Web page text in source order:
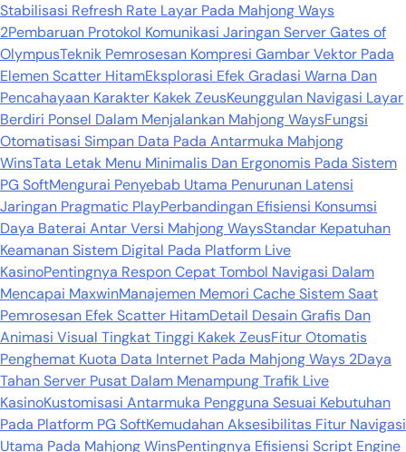
Stabilisasi Refresh Rate Layar Pada Mahjong Ways
2Pembaruan Protokol Komunikasi Jaringan Server Gates of
OlympusTeknik Pemrosesan Kompresi Gambar Vektor Pada
Elemen Scatter HitamEksplorasi Efek Gradasi Warna Dan
Pencahayaan Karakter Kakek ZeusKeunggulan Navigasi Layar
Berdiri Ponsel Dalam Menjalankan Mahjong WaysFungsi
Otomatisasi Simpan Data Pada Antarmuka Mahjong
WinsTata Letak Menu Minimalis Dan Ergonomis Pada Sistem
PG SoftMengurai Penyebab Utama Penurunan Latensi
Jaringan Pragmatic PlayPerbandingan Efisiensi Konsumsi
Daya Baterai Antar Versi Mahjong WaysStandar Kepatuhan
Keamanan Sistem Digital Pada Platform Live
KasinoPentingnya Respon Cepat Tombol Navigasi Dalam
Mencapai MaxwinManajemen Memori Cache Sistem Saat
Pemrosesan Efek Scatter HitamDetail Desain Grafis Dan
Animasi Visual Tingkat Tinggi Kakek ZeusFitur Otomatis
Penghemat Kuota Data Internet Pada Mahjong Ways 2Daya
Tahan Server Pusat Dalam Menampung Trafik Live
KasinoKustomisasi Antarmuka Pengguna Sesuai Kebutuhan
Pada Platform PG SoftKemudahan Aksesibilitas Fitur Navigasi
Utama Pada Mahjong WinsPentingnya Efisiensi Script Engine